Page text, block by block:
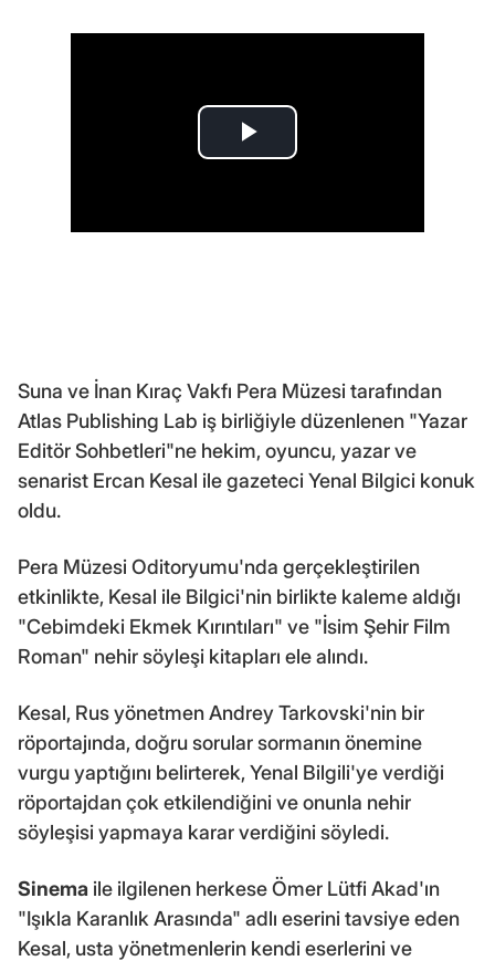
Suna ve İnan Kıraç Vakfı Pera Müzesi tarafından
Atlas Publishing Lab iş birliğiyle düzenlenen "Yazar
Editör Sohbetleri"ne hekim, oyuncu, yazar ve
senarist Ercan Kesal ile gazeteci Yenal Bilgici konuk
oldu.
Pera Müzesi Oditoryumu'nda gerçekleştirilen
etkinlikte, Kesal ile Bilgici'nin birlikte kaleme aldığı
"Cebimdeki Ekmek Kırıntıları" ve "İsim Şehir Film
Roman" nehir söyleşi kitapları ele alındı.
Kesal, Rus yönetmen Andrey Tarkovski'nin bir
röportajında, doğru sorular sormanın önemine
vurgu yaptığını belirterek, Yenal Bilgili'ye verdiği
röportajdan çok etkilendiğini ve onunla nehir
söyleşisi yapmaya karar verdiğini söyledi.
Sinema ile ilgilenen herkese Ömer Lütfi Akad'ın
"Işıkla Karanlık Arasında" adlı eserini tavsiye eden
Kesal, usta yönetmenlerin kendi eserlerini ve